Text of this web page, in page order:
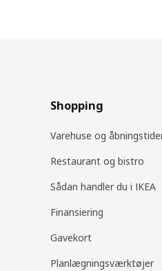
Shopping
Varehuse og
Restaurant og bistro
Sådan handler du i IKEA
Finansiering
Gavekort
Planlægningsværktøjer